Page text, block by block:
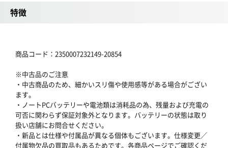
特徴
商品コード：2350007232149-20854
※中古品のご注意
・中古商品のため、細かいスリ傷や使用感等がある場合がござい
ます。
・ノートPCバッテリーや電池類は消耗品の為、残量および充電の
可否に関わらず保証対象外となります。バッテリーの状態は取り
扱い店舗にお問合せください。
・新品とは仕様や付属品が異なる個体もございます。仕様変更／
付属物欠品の買取品もあるためです。各商品ページでご確認くだ